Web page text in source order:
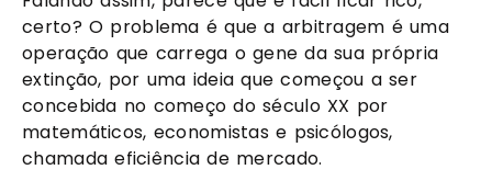
certo? O problema é que a arbitragem é uma
operação que carrega o gene da sua própria
extinção, por uma ideia que começou a ser
concebida no começo do século XX por
matemáticos, economistas e psicólogos,
chamada eficiência de mercado.